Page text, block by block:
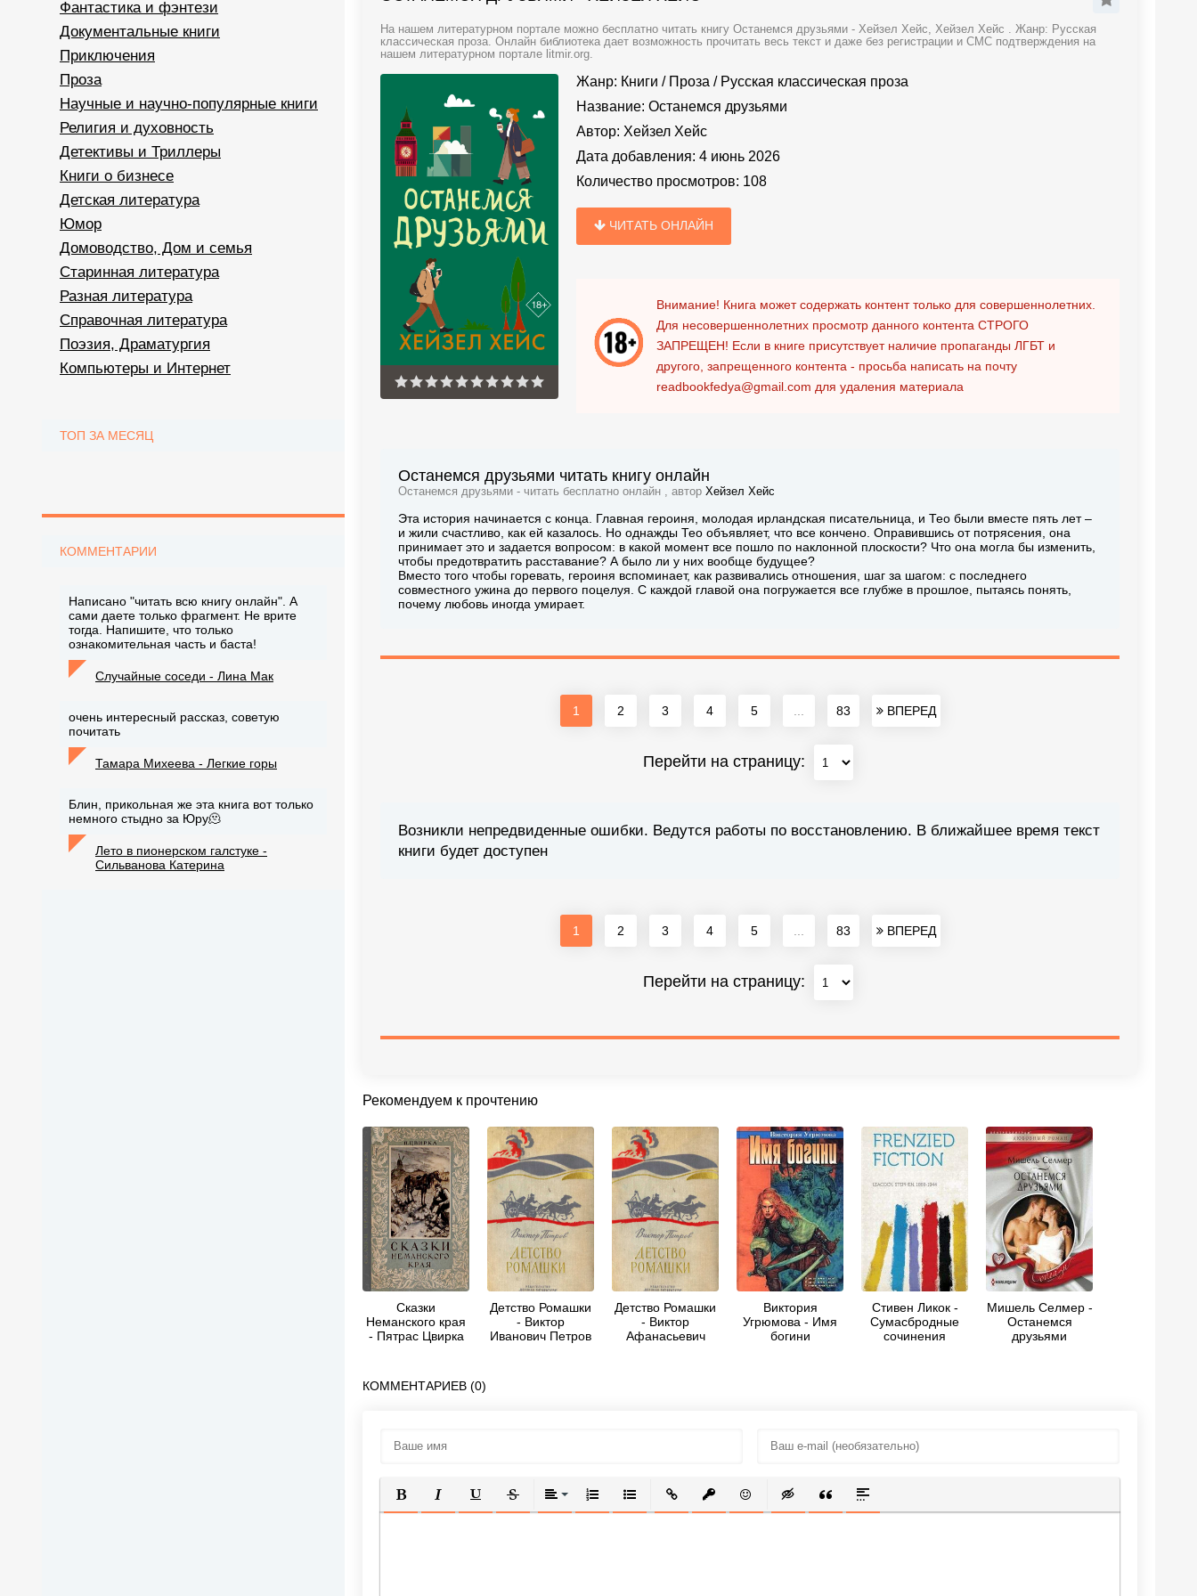
На нашем литературном портале можно бесплатно читать книгу Останемся друзьями - Хейзел Хейс, Хейзел Хейс . Жанр: Русская
классическая проза. Онлайн библиотека дает возможность прочитать весь текст и даже без регистрации и СМС подтверждения на
нашем литературном портале litmir.org.
Жанр: Книги / Проза / Русская классическая проза
Название: Останемся друзьями
Автор: Хейзел Хейс
Дата добавления: 4 июнь 2026
Количество просмотров: 108
ЧИТАТЬ ОНЛАЙН
Внимание! Книга может содержать контент только для совершеннолетних.
Для несовершеннолетних просмотр данного контента СТРОГО
ЗАПРЕЩЕН! Если в книге присутствует наличие пропаганды ЛГБТ и
другого, запрещенного контента - просьба написать на почту
readbookfedya@gmail.com для удаления материала
Останемся друзьями читать книгу онлайн
Останемся друзьями - читать бесплатно онлайн , автор Хейзел Хейс
Эта история начинается с конца. Главная героиня, молодая ирландская писательница, и Тео были вместе пять лет –
и жили счастливо, как ей казалось. Но однажды Тео объявляет, что все кончено. Оправившись от потрясения, она
принимает это и задается вопросом: в какой момент все пошло по наклонной плоскости? Что она могла бы изменить,
чтобы предотвратить расставание? А было ли у них вообще будущее?
Вместо того чтобы горевать, героиня вспоминает, как развивались отношения, шаг за шагом: с последнего
совместного ужина до первого поцелуя. С каждой главой она погружается все глубже в прошлое, пытаясь понять,
почему любовь иногда умирает.
1 2 3 4 5 83 ВПЕРЕД
Перейти на страницу:
Возникли непредвиденные ошибки. Ведутся работы по восстановлению. В ближайшее время текст
книги будет доступен
1 2 3 4 5 83 ВПЕРЕД
Перейти на страницу:
Рекомендуем к прочтению
Сказки
Неманского края
- Пятрас Цвирка
Детство Ромашки
- Виктор
Иванович Петров
Детство Ромашки
- Виктор
Афанасьевич
Виктория
Угрюмова - Имя
богини
Стивен Ликок -
Сумасбродные
сочинения
Мишель Селмер -
Останемся
друзьями
КОММЕНТАРИЕВ (0)
ПОЛУЖИРНЫЙ
КУРСИВПОДЧЕРКНУТЫЙ
ЗАЧЕРКНУТЫЙВЫРАВНИВАНИЕ
НУМЕРОВАННЫЙ СПИСОК
МАРКИРОВАННЫЙ СПИСОК
ВСТАВИТЬ ССЫЛКУ
ВСТАВИТЬ ЗАЩИЩЕННУЮ ССЫЛКУ
ВСТАВИТЬ СМАЙЛИК
ВСТАВКА СКРЫТОГО ТЕКСТА
ВСТАВКА ЦИТАТЫ
ВСТАВКА СПОЙЛЕРА
Фантастика и фэнтези
Документальные книги
Приключения
Проза
Научные и научно-популярные книги
Религия и духовность
Детективы и Триллеры
Книги о бизнесе
Детская литература
Юмор
Домоводство, Дом и семья
Старинная литература
Разная литература
Справочная литература
Поэзия, Драматургия
Компьютеры и Интернет
ТОП ЗА МЕСЯЦ
КОММЕНТАРИИ
Написано "читать всю книгу онлайн". А
сами даете только фрагмент. Не врите
тогда. Напишите, что только
ознакомительная часть и баста!
Случайные соседи - Лина Мак
очень интересный рассказ, советую
почитать
Тамара Михеева - Легкие горы
Блин, прикольная же эта книга вот только
немного стыдно за Юру🫠
Лето в пионерском галстуке -
Сильванова Катерина